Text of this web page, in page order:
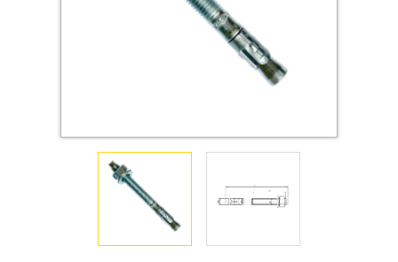
Крюки, кольца с метрической резьбой
Оснастка и аксессуары для яхт